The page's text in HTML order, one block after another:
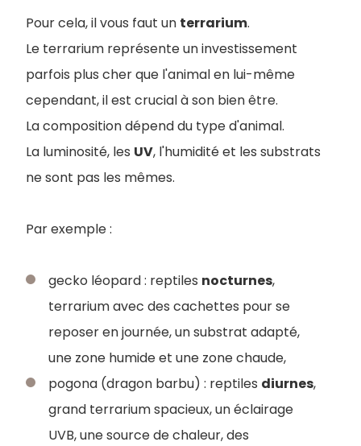
Pour cela, il vous faut un terrarium.
Le terrarium représente un investissement
parfois plus cher que l'animal en lui-même
cependant, il est crucial à son bien être.
La composition dépend du type d'animal.
La luminosité, les UV, l'humidité et les substrats
ne sont pas les mêmes.
Par exemple :
gecko léopard : reptiles nocturnes,
terrarium avec des cachettes pour se
reposer en journée, un substrat adapté,
une zone humide et une zone chaude,
pogona (dragon barbu) : reptiles diurnes,
grand terrarium spacieux, un éclairage
UVB, une source de chaleur, des